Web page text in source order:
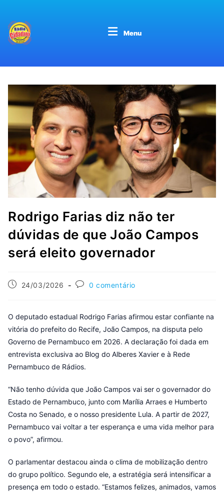
Menu
Rodrigo Farias diz não ter
dúvidas de que João Campos
será eleito governador
24/03/2026 0 comentário
O deputado estadual Rodrigo Farias afirmou estar confiante na
vitória do prefeito do Recife, João Campos, na disputa pelo
Governo de Pernambuco em 2026. A declaração foi dada em
entrevista exclusiva ao Blog do Alberes Xavier e à Rede
Pernambuco de Rádios.
“Não tenho dúvida que João Campos vai ser o governador do
Estado de Pernambuco, junto com Marília Arraes e Humberto
Costa no Senado, e o nosso presidente Lula. A partir de 2027,
Pernambuco vai voltar a ter esperança e uma vida melhor para
o povo”, afirmou.
O parlamentar destacou ainda o clima de mobilização dentro
do grupo político. Segundo ele, a estratégia será intensificar a
presença em todo o estado. “Estamos felizes, animados, vamos